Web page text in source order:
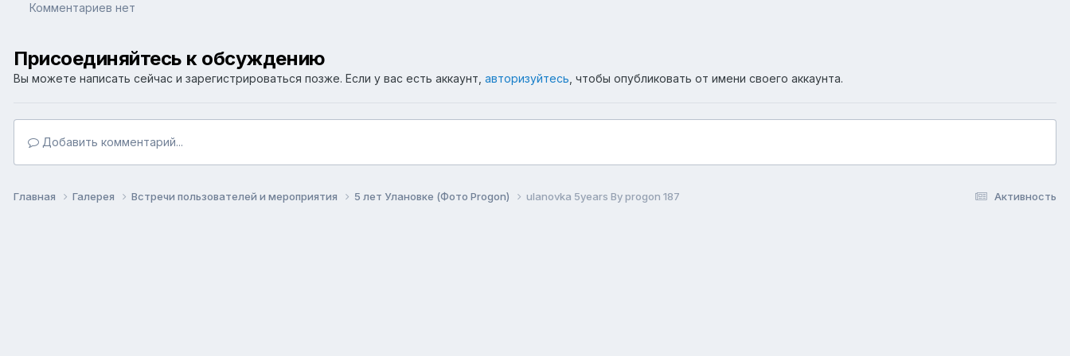
Комментариев нет
Присоединяйтесь к обсуждению
Вы можете написать сейчас и зарегистрироваться позже. Если у вас есть аккаунт, авторизуйтесь , чтобы опубликовать от имени своего аккаунта.
Добавить комментарий...
Активность
Главная Галерея Встречи пользователей и мероприятия 5 лет Улановке (Фото Progon) ulanovka 5years By progon 187